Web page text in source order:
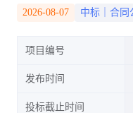
2026-08-07 中标｜合同
项目编号
发布时间
投标截止时间